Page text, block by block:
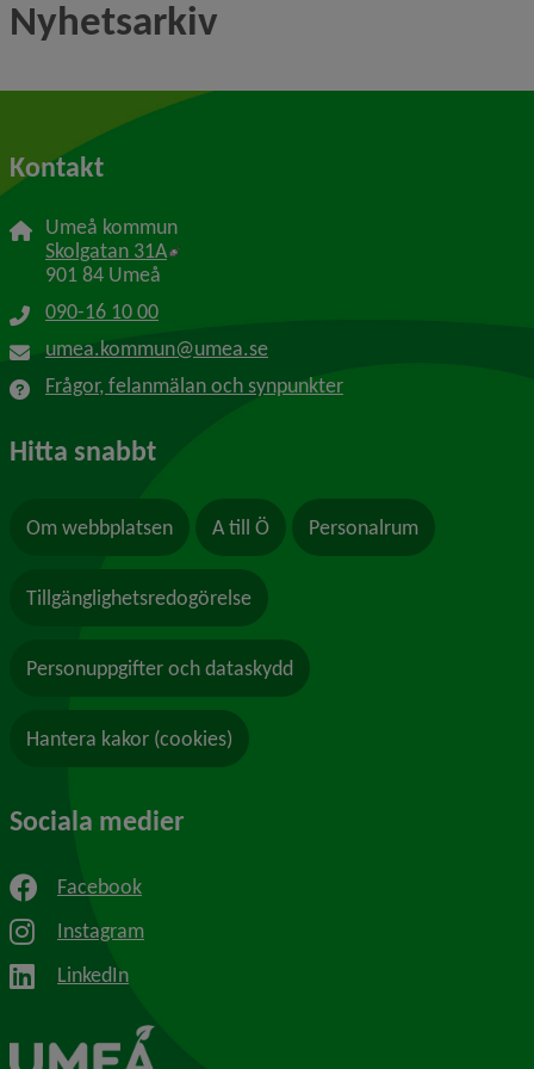
Nyhetsarkiv
Kontakt
Umeå kommun
Skolgatan 31A Länk till annan webbplats, öppnas i nytt
901 84 Umeå
090-16 10 00
umea.kommun@umea.se
Frågor, felanmälan och synpunkter
Hitta snabbt
Om webbplatsen A till Ö Personalrum
Tillgänglighetsredogörelse
Personuppgifter och dataskydd
Hantera kakor (cookies)
Sociala medier
Facebook
Instagram
LinkedIn